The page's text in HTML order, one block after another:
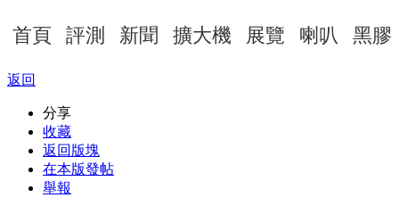
首頁 評測 新聞 擴大機 展覽 喇叭 黑膠
返回
分享
收藏
返回版塊
在本版發帖
舉報